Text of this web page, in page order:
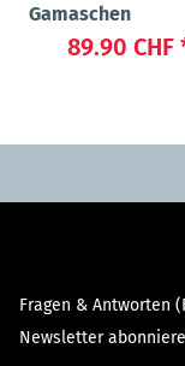
Gamaschen
89.90 CHF
Fragen & Antworten
Newsletter